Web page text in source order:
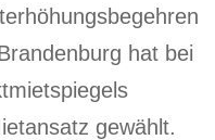
hat bei
gewählt.